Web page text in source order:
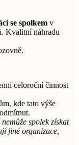
se spolkem v
Kvalitní náhradu
celoroční činnost
kde tato výše
spolek získat
jiné organizace,